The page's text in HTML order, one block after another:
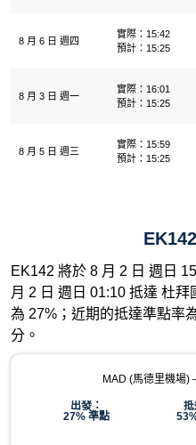
8 月 6 日 週四
實際：15:42
預計：15:25
8 月 3 日 週一
實際：16:01
預計：15:25
8 月 5 日 週三
實際：15:59
預計：15:25
EK142 將於 8 月 2 日 週日
月 2 日 週日 01:10 抵達 杜
為 27%；近期的抵達準點率
分。
MAD (馬德里機場)
出發：
27% 準點
抵